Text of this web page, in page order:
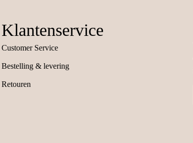
Klantenservice
Customer Service
Bestelling & levering
Retouren